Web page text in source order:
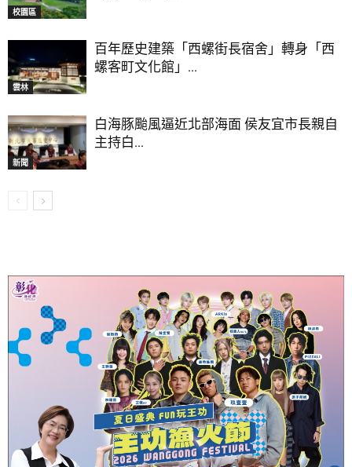
校園區
雲林
百年歷史建築「西螺街長宿舍」轉身「西
螺客町文化館」...
新聞
白海豚颱風逼近北部海面 侯友宜市長親自
主持白...